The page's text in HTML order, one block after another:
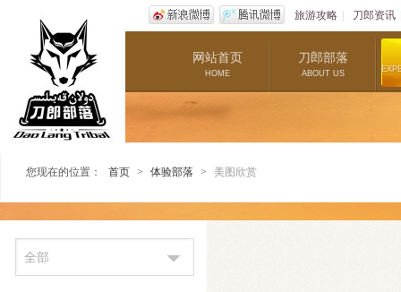
旅游攻略 刀郎资讯
网站首页
HOME
刀郎部落
ABOUT US
您现在的位置： 首页 > 体验部落 > 美图欣赏
全部